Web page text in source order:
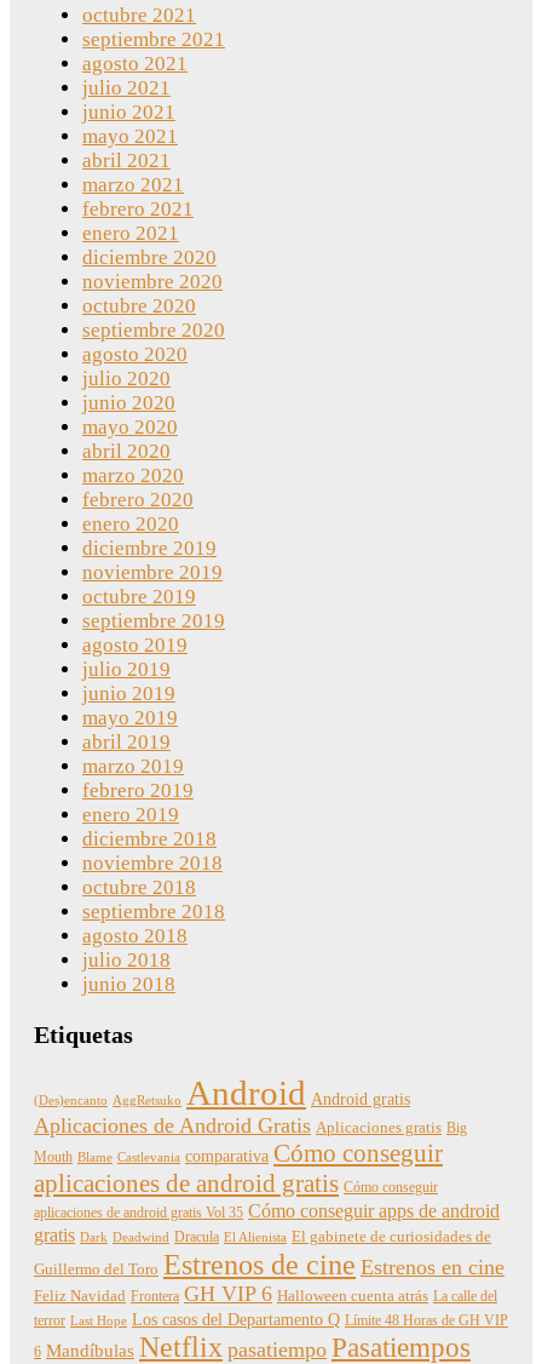
octubre 2021
septiembre 2021
agosto 2021
julio 2021
junio 2021
mayo 2021
abril 2021
marzo 2021
febrero 2021
enero 2021
diciembre 2020
noviembre 2020
octubre 2020
septiembre 2020
agosto 2020
julio 2020
junio 2020
mayo 2020
abril 2020
marzo 2020
febrero 2020
enero 2020
diciembre 2019
noviembre 2019
octubre 2019
septiembre 2019
agosto 2019
julio 2019
junio 2019
mayo 2019
abril 2019
marzo 2019
febrero 2019
enero 2019
diciembre 2018
noviembre 2018
octubre 2018
septiembre 2018
agosto 2018
julio 2018
junio 2018
Etiquetas
(Des)encanto AggRetsuko Android Android gratis
Aplicaciones de Android Gratis Aplicaciones gratis Big
Mouth Blame Castlevania comparativa Cómo conseguir
aplicaciones de android gratis Cómo conseguir
aplicaciones de android gratis Vol 35 Cómo conseguir apps de android
gratis Dark Deadwind Dracula El Alienista El gabinete de curiosidades de
Guillermo del Toro Estrenos de cine Estrenos en cine
Feliz Navidad Frontera GH VIP 6 Halloween cuenta atrás La calle del
terror Last Hope Los casos del Departamento Q Límite 48 Horas de GH VIP
6 Mandíbulas Netflix pasatiempo Pasatiempos